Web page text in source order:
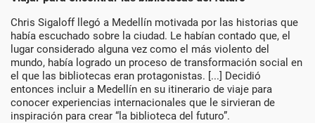
Chris Sigaloff llegó a Medellín motivada por las historias que
había escuchado sobre la ciudad. Le habían contado que, el
lugar considerado alguna vez como el más violento del
mundo, había logrado un proceso de transformación social en
el que las bibliotecas eran protagonistas. [...] Decidió
entonces incluir a Medellín en su itinerario de viaje para
conocer experiencias internacionales que le sirvieran de
inspiración para crear “la biblioteca del futuro”.